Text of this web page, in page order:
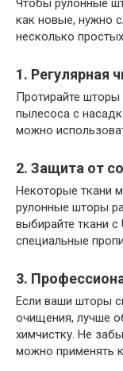
Чтобы рулонные
как новые, нужно
несколько
1. Регулярная
Протирайте
пылесоса с
можно
2. Защита от
Некоторые ткани
рулонные шторы
выбирайте ткани
специальные
3.
Если ваши шторы
очищения, лучше
химчистку. Не
можно применять